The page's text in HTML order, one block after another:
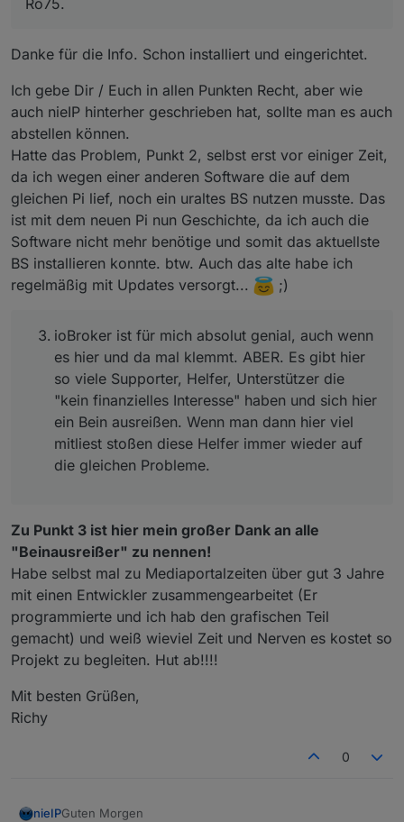
Systemkomponenten in bestimmten Versionen
System einfach zu alt oder ungepflegt.
ioBroker ist für mich absolut genial, auch wenn es
hier und da mal klemmt. ABER. Es gibt hier so viele
Supporter, Helfer, Unterstützer die "kein finanzielles
Interesse" haben und sich hier ein Bein ausreißen.
Wenn man dann hier viel mitliest stoßen diese
Helfer immer wieder auf die gleichen Probleme.
a) veraltete Adapter
b) veraltetetes ungepflegtes Betriebssystem
c) ominöse Erklärungen "wie was gemacht wird"
sollteaus meiner Sicht dann aber mit einem viel
Ro75.
Danke für die Info. Schon installiert und eingerichtet.
Ich gebe Dir / Euch in allen Punkten Recht, aber wie
auch nieIP hinterher geschrieben hat, sollte man es auch
abstellen können.
Hatte das Problem, Punkt 2, selbst erst vor einiger Zeit,
da ich wegen einer anderen Software die auf dem
gleichen Pi lief, noch ein uraltes BS nutzen musste. Das
ist mit dem neuen Pi nun Geschichte, da ich auch die
Software nicht mehr benötige und somit das aktuellste
BS installieren konnte. btw. Auch das alte habe ich
regelmäßig mit Updates versorgt...
;)
ioBroker ist für mich absolut genial, auch wenn
es hier und da mal klemmt. ABER. Es gibt hier
so viele Supporter, Helfer, Unterstützer die
"kein finanzielles Interesse" haben und sich hier
ein Bein ausreißen. Wenn man dann hier viel
mitliest stoßen diese Helfer immer wieder auf
die gleichen Probleme.
Zu Punkt 3 ist hier mein großer Dank an alle
"Beinausreißer" zu nennen!
Habe selbst mal zu Mediaportalzeiten über gut 3 Jahre
mit einen Entwickler zusammengearbeitet (Er
programmierte und ich hab den grafischen Teil
gemacht) und weiß wieviel Zeit und Nerven es kostet so
Projekt zu begleiten. Hut ab!!!!
Mit besten Grüßen,
Richy
0
nieIPGuten Morgen